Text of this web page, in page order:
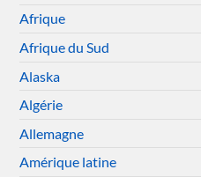
Afrique
Afrique du Sud
Alaska
Algérie
Allemagne
Amérique latine